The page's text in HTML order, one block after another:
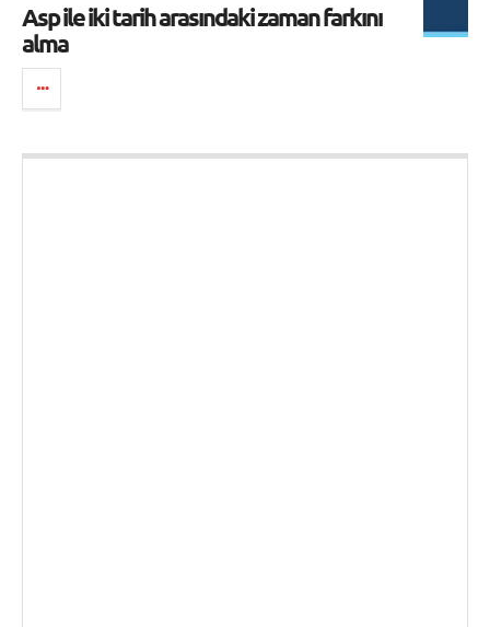
Asp ile iki tarih arasındaki zaman farkını
alma